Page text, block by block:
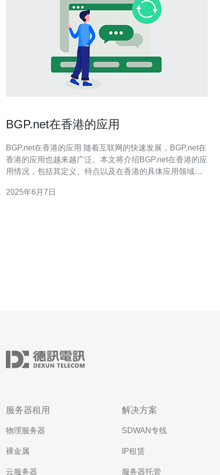
BGP.net在香港的应用
BGP.net在香港的应用 随着互联网的快速发展，BGP.net在
香港的应用也越来越广泛。本文将介绍BGP.net在香港的应
用情况，包括其定义、特点以及在香港的具体应用领域。
简称，是一种用于在互联网中交换路由信息的协议。它是
2025年6月7日
服务器租用
物理服务器
裸金属
云服务器
解决方案
SDWAN专线
IP租赁
服务器托管